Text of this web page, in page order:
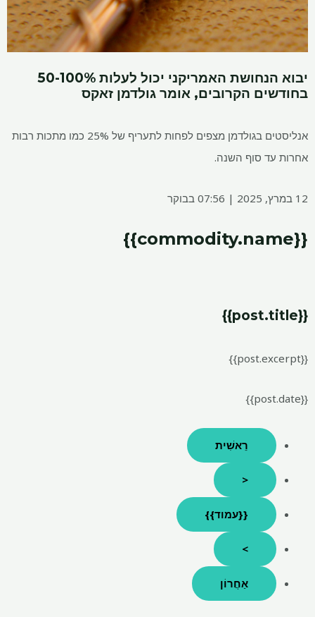
יבוא הנחושת האמריקני יכול לעלות 50-100%
בחודשים הקרובים, אומר גולדמן זאקס
אנליסטים בגולדמן מצפים לפחות לתעריף של 25% כמו מתכות רבות
אחרות עד סוף השנה.
12 במרץ, 2025 | 07:56 בבוקר
{{commodity.name}}
{{post.title}}
{{post.excerpt}}
{{post.date}}
רֵאשִׁית
<
{{עמוד}}
>
אַחֲרוֹן